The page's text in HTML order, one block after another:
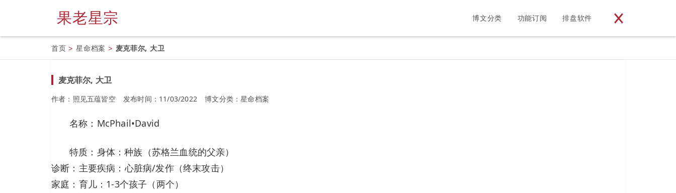
果老星宗 博文分类 功能订阅 排盘软件
首页 > 星命档案 > 麦克菲尔, 大卫
麦克菲尔, 大卫
作者：照见五蕴皆空 发布时间：11/03/2022 博文分类：星命档案
名称：McPhail•David
特质：身体：种族（苏格兰血统的父亲）
诊断：主要疾病：心脏病/发作（终末攻击）
家庭：育儿：1-3个孩子（两个）